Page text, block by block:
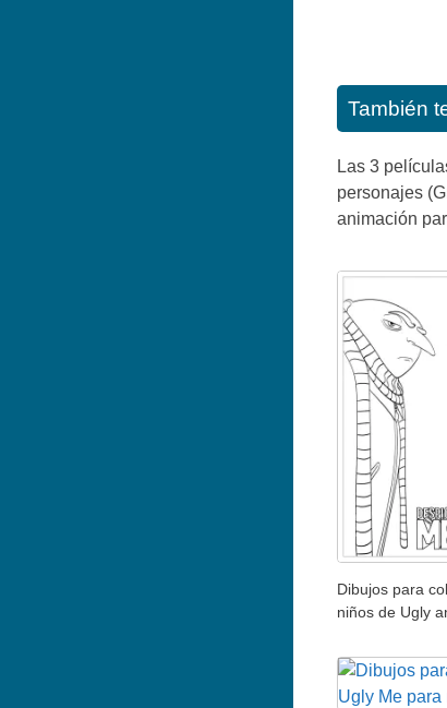
También
Las 3
personajes
animación
Dibujos para
niños de Ugly